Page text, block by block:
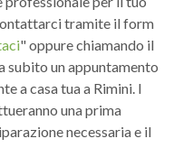
tramite il form
" oppure chiamando il
subito un appuntamento
a casa tua a Rimini. I
una prima
necessaria e il